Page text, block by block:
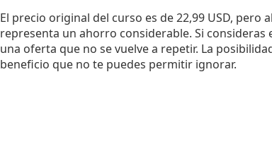
El precio original del curso es de 22,99 USD,
representa un ahorro considerable. Si
una oferta que no se vuelve a repetir. La
beneficio que no te puedes permitir ignorar.